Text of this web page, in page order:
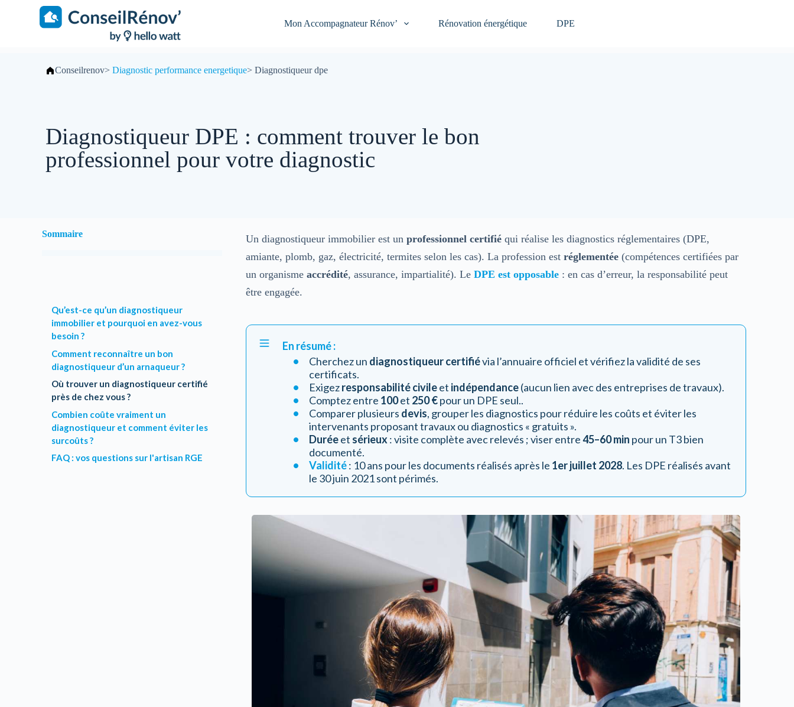
Mon Accompagnateur Rénov’ Rénovation énergétique DPE
Conseilrenov>Diagnostic performance energetique>Diagnostiqueur dpe
Diagnostiqueur DPE : comment trouver le bon
professionnel pour votre diagnostic
Sommaire
Qu’est-ce qu’un diagnostiqueur
immobilier et pourquoi en avez-vous
besoin ?
Comment reconnaître un bon
diagnostiqueur d’un arnaqueur ?
Où trouver un diagnostiqueur certifié
près de chez vous ?
Combien coûte vraiment un
diagnostiqueur et comment éviter les
surcoûts ?
FAQ : vos questions sur l'artisan RGE
Un diagnostiqueur immobilier est un professionnel certifiéqui réalise les diagnostics réglementaires (DPE,
amiante, plomb, gaz, électricité, termites selon les cas). La profession est réglementée(compétences certifiées par
un organisme accrédité, assurance, impartialité). Le DPE est opposable: en cas d’erreur, la responsabilité peut
être engagée.
En résumé :
Cherchez un diagnostiqueur certifiévia l’annuaire officiel et vérifiez la validité de ses
certificats.
Exigezresponsabilité civileet indépendance(aucun lien avec des entreprises de travaux).
Comptez entre 100et 250€pour un DPE seul..
Comparer plusieurs devis, grouper les diagnostics pour réduire les coûts et éviter les
intervenants proposant travaux ou diagnostics « gratuits ».
Duréeet sérieux: visite complète avec relevés ; viser entre45–60 min pour un T3 bien
documenté.
Validité: 10 ans pour les documents réalisés après le 1er juillet 2028. Les DPE réalisés avant
le 30 juin 2021 sont périmés.